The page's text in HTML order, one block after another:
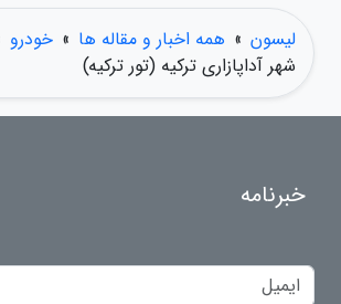
لیسون » همه اخبار و مقاله ها » خودرو
شهر آداپازاری ترکیه (تور ترکیه)
خبرنامه